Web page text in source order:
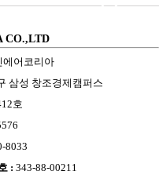
CO.,LTD
에어코리아
삼성 창조경제캠퍼스
호
8033
: 343-88-00211